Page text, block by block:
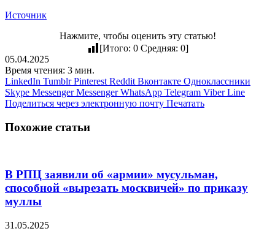
Источник
Нажмите, чтобы оценить эту статью!
[Итого: 0Средняя: 0]
05.04.2025
Время чтения: 3 мин.
LinkedIn Tumblr Pinterest Reddit Вконтакте Одноклассники
Skype Messenger Messenger WhatsApp Telegram Viber Line
Поделиться через электронную почту Печатать
Похожие статьи
В РПЦ заявили об «армии» мусульман,
способной «вырезать москвичей» по приказу
муллы
31.05.2025